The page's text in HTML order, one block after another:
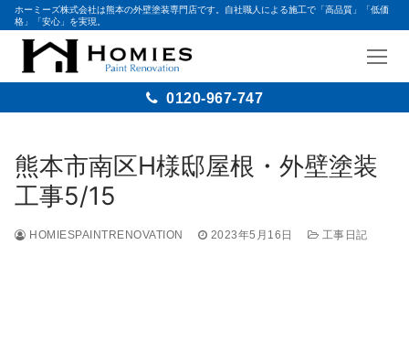
ホーミーズ株式会社は熊本の外壁塗装専門店です。自社職人による施工で「高品質」「低価
格」「安心」を実現。
0120-967-747
熊本市南区H様邸屋根・外壁塗装
工事5/15
HOMIESPAINTRENOVATION 2023年5月16日 工事日記